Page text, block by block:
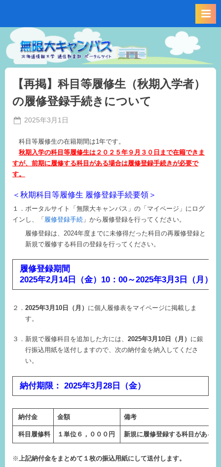
content
【再掲】科目等履修生（秋期入学者）
の履修登録手続きについて
Posted
2025年3月1日
務
局
M.I
科目等履修生の在籍期間は1年です。
秋期入学の科目等履修生は２０２５年９月３０日まで在籍できま
すが、前期に履修する科目がある場合は履修登録手続きが必要で
す。
＜秋期科目等履修生 履修登録手続要領＞
１．ポータルサイト「無限大キャンパス」の「マイページ」にログ
インし、「 履修登録手続 」から履修登録を行ってください。
履修登録は、2024年度までに未修得だった科目の再履修登録と
新規で履修する科目の登録を行ってください。
履修登録期間
2025年2月14日（金）10：00～2025年3月3日（月）
２． 2025年3月10日（月） に個人履修表をマイページに掲載しま
す。
３．新規で履修科目を追加した方には、 2025年3月10日（月） に銀
行振込用紙を送付しますので、次の納付金を納入してくださ
い。
納付期限： 2025年3月28日（金）
納付金 金額 備考
科目履修料 １単位６，０００円 新規に履修登録する科目がある
上記納付金をまとめて１枚の振込用紙にして送付します。